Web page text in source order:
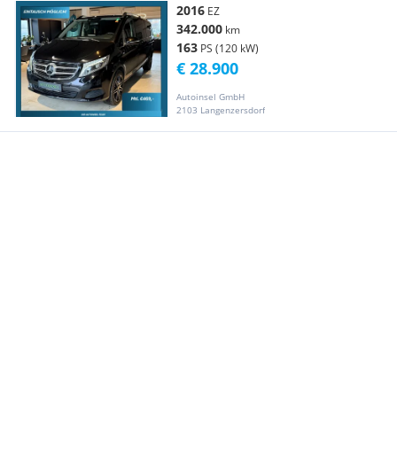
2016 EZ
342.000 km
163 PS (120 kW)
Autoinsel GmbH
2103 Langenzersdorf
€ 28.900